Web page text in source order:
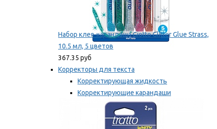
Набор клея-карандаша Giotto Glitter Glue Strass,
10.5 мл, 5 цветов
367.35 руб
Корректоры для текста
Корректирующая жидкость
Корректирующие карандаши
Корректирующие ленты
Мы рекомендуем